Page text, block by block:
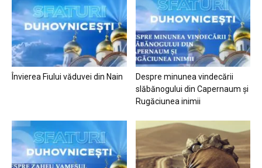
Învierea Fiului văduvei din Nain
Despre minunea vindecării
slăbănogului din Capernaum și
Rugăciunea inimii